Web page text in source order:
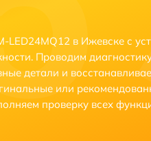
LED24MQ12 в Ижевске с
Проводим
детали и
или
проверку всех